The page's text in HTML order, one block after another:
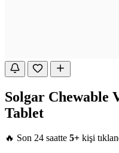
Solgar Chewable
Tablet
🔥 Son 24 saatte 5+ kişi